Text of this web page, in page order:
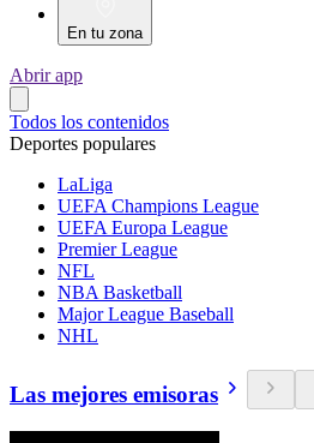
En tu zona
Abrir app
Todos los contenidos
Deportes populares
LaLiga
UEFA Champions League
UEFA Europa League
Premier League
NFL
NBA Basketball
Major League Baseball
NHL
Las mejores emisoras